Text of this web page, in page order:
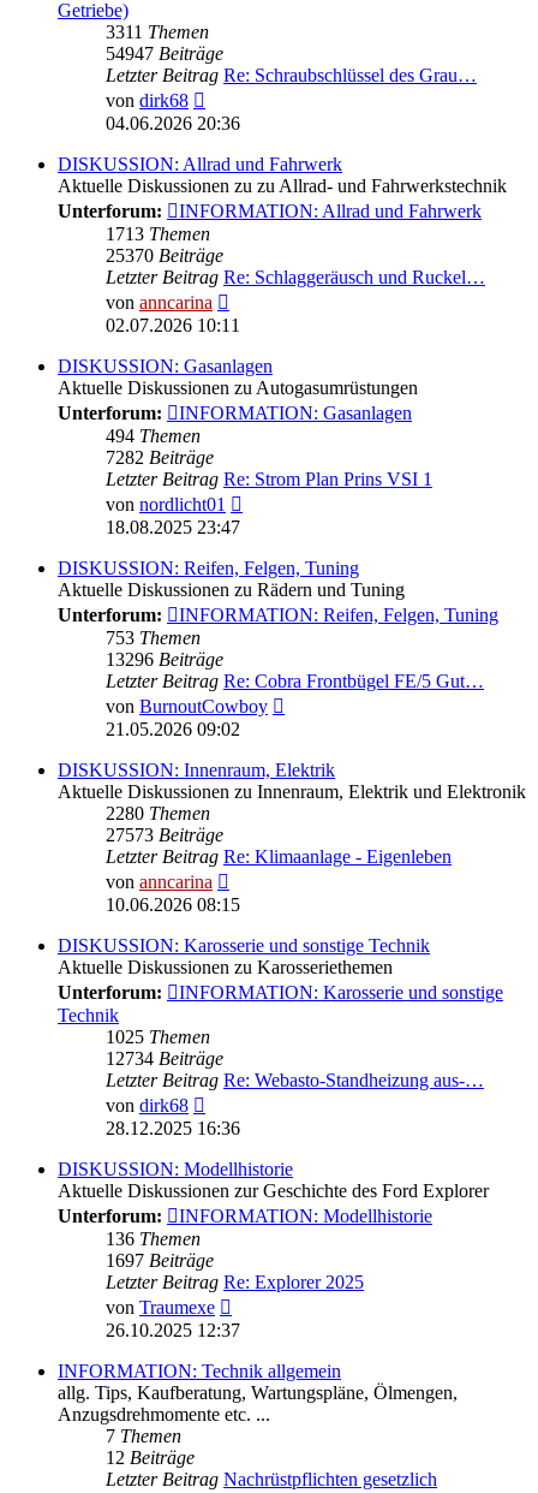
Getriebe)
3311 Themen
54947 Beiträge
Letzter Beitrag Re: Schraubschlüssel des Grau…
von dirk68
Beitrag
04.06.2026 20:36
DISKUSSION: Allrad und Fahrwerk
Aktuelle Diskussionen zu zu Allrad- und Fahrwerkstechnik
Unterforum:
INFORMATION: Allrad und Fahrwerk
1713 Themen
25370 Beiträge
Letzter Beitrag Re: Schlaggeräusch und Ruckel…
von anncarina
Beitrag
02.07.2026 10:11
DISKUSSION: Gasanlagen
Aktuelle Diskussionen zu Autogasumrüstungen
Unterforum:
INFORMATION: Gasanlagen
494 Themen
7282 Beiträge
Letzter Beitrag Re: Strom Plan Prins VSI 1
von nordlicht01
18.08.2025 23:47
DISKUSSION: Reifen, Felgen, Tuning
Aktuelle Diskussionen zu Rädern und Tuning
Unterforum:
INFORMATION: Reifen, Felgen, Tuning
753 Themen
13296 Beiträge
Letzter Beitrag Re: Cobra Frontbügel FE/5 Gut…
von BurnoutCowboy
21.05.2026 09:02
DISKUSSION: Innenraum, Elektrik
Aktuelle Diskussionen zu Innenraum, Elektrik und Elektronik
2280 Themen
27573 Beiträge
Letzter Beitrag Re: Klimaanlage - Eigenleben
von anncarina
Beitrag
10.06.2026 08:15
DISKUSSION: Karosserie und sonstige Technik
Aktuelle Diskussionen zu Karosseriethemen
Unterforum:
INFORMATION: Karosserie und sonstige
Technik
1025 Themen
12734 Beiträge
Letzter Beitrag Re: Webasto-Standheizung aus-…
von dirk68
Beitrag
28.12.2025 16:36
DISKUSSION: Modellhistorie
Aktuelle Diskussionen zur Geschichte des Ford Explorer
Unterforum:
INFORMATION: Modellhistorie
136 Themen
1697 Beiträge
Letzter Beitrag Re: Explorer 2025
von Traumexe
Beitrag
26.10.2025 12:37
INFORMATION: Technik allgemein
allg. Tips, Kaufberatung, Wartungspläne, Ölmengen,
Anzugsdrehmomente etc. ...
7 Themen
12 Beiträge
Letzter Beitrag Nachrüstpflichten gesetzlich